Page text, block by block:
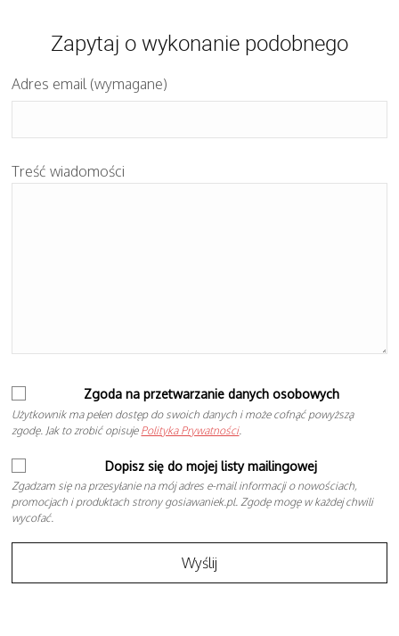
Zapytaj o wykonanie podobnego
Adres email (wymagane)
Treść wiadomości
Zgoda na przetwarzanie danych osobowych
Użytkownik ma pełen dostęp do swoich danych i może cofnąć powyższą
zgodę. Jak to zrobić opisuje Polityka Prywatności.
Dopisz się do mojej listy mailingowej
Zgadzam się na przesyłanie na mój adres e-mail informacji o nowościach,
promocjach i produktach strony gosiawaniek.pl. Zgodę mogę w każdej chwili
wycofać.